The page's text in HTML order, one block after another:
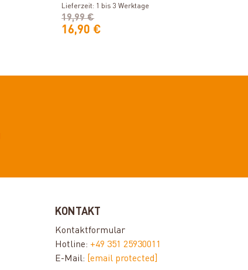
Lieferzeit: 1 bis 3 Werktage
16,90 €
19,99 €
KONTAKT
Kontaktformular
Hotline: +49 351 25930011
E-Mail:
[email protected]